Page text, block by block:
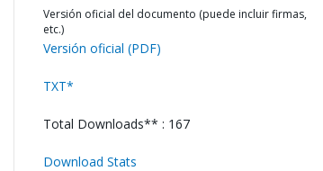
Versión oficial del documento (puede incluir firmas,
etc.)
Versión oficial (PDF)
TXT*
Total Downloads** : 167
Download Stats